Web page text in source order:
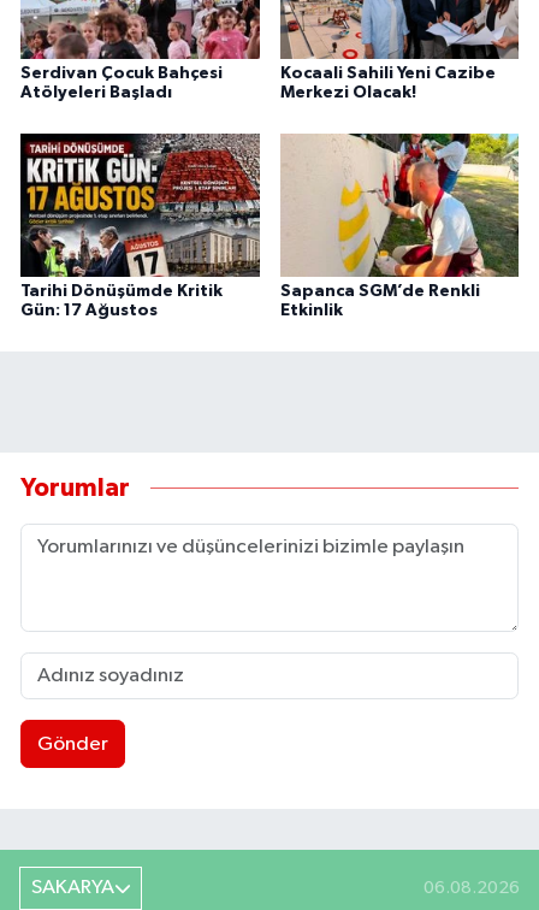
Serdivan Çocuk Bahçesi
Atölyeleri Başladı
Kocaali Sahili Yeni Cazibe
Merkezi Olacak!
Tarihi Dönüşümde Kritik
Gün: 17 Ağustos
Sapanca SGM’de Renkli
Etkinlik
Yorumlar
Gönder
SAKARYA 06.08.2026